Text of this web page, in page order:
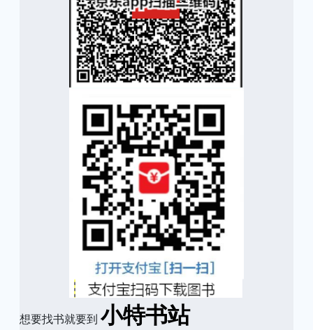
想要找书就要到 小特书站